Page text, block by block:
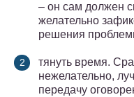
– он сам должен
желательно
решения
тянуть время.
нежелательно,
передачу